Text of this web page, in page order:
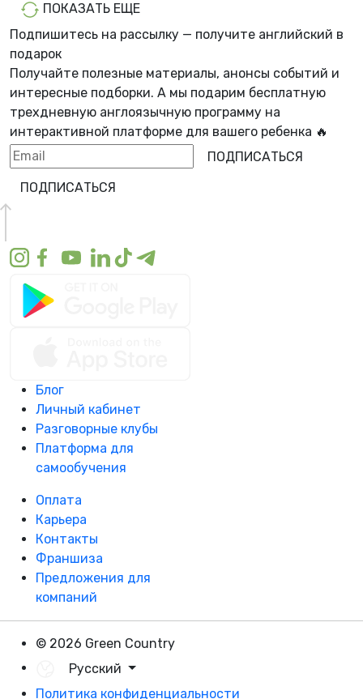
ПОКАЗАТЬ ЕЩЕ
Подпишитесь на рассылку — получите английский в
подарок
Получайте полезные материалы, анонсы событий и
интересные подборки. А мы подарим бесплатную
трехдневную англоязычную программу на
интерактивной платформе для вашего ребенка 🔥
ПОДПИСАТЬСЯ
ПОДПИСАТЬСЯ
Блог
Личный кабинет
Разговорные клубы
Платформа для
самообучения
Оплата
Карьера
Контакты
Франшиза
Предложения для
компаний
© 2026 Green Country
Русский
Политика конфиденциальности